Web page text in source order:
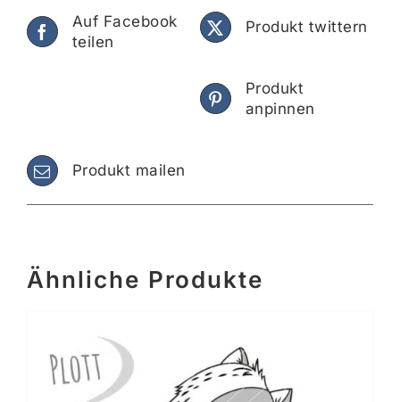
Auf Facebook
teilen
Produkt twittern
Produkt
anpinnen
Produkt mailen
Ähnliche Produkte